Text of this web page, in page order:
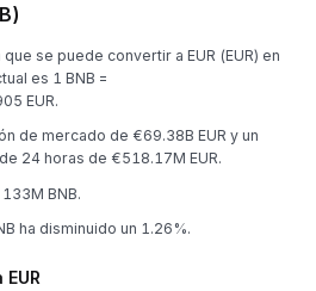
se puede convertir a EUR (EUR) en
es 1 BNB =
EUR.
de mercado de €69.38B EUR y un
24 horas de €518.17M EUR.
BNB.
ha disminuido un 1.26%.